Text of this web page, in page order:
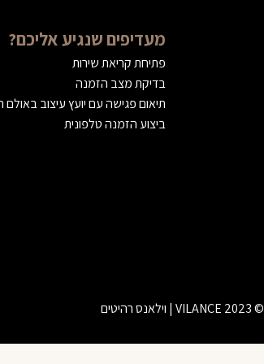
מעדיפים שנגיע אליכם?
פתיחת קריאת שירות
בדיקת מצב הזמנה
תיאום פגישה עם יועץ עיצוב באולם
ביצוע הזמנה טלפונית
© 2023 VILANCE | וילאנס רהיטים